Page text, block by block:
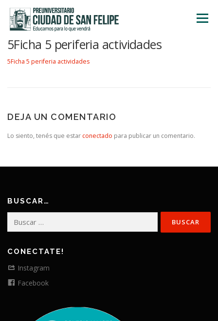
contenido
Menú
5Ficha 5 periferia actividades
5Ficha 5 periferia actividades
DEJA UN COMENTARIO
Lo siento, tenés que estar conectado para publicar un comentario.
BUSCAR…
CONECTATE!
Instagram
Facebook